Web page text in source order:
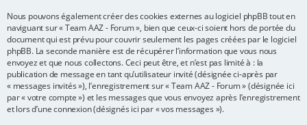
Nous pouvons également créer des cookies externes au logiciel phpBB tout en
naviguant sur « Team AAZ - Forum », bien que ceux-ci soient hors de portée du
document qui est prévu pour couvrir seulement les pages créées par le logiciel
phpBB. La seconde manière est de récupérer l’information que vous nous
envoyez et que nous collectons. Ceci peut être, et n’est pas limité à : la
publication de message en tant qu’utilisateur invité (désignée ci-après par
« messages invités »), l’enregistrement sur « Team AAZ - Forum » (désignée ici
par « votre compte ») et les messages que vous envoyez après l’enregistrement
et lors d’une connexion (désignés ici par « vos messages »).